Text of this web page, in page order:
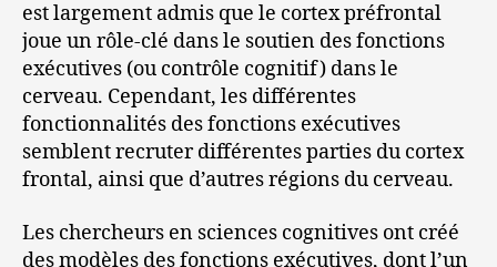
est largement admis que le cortex préfrontal
joue un rôle-clé dans le soutien des fonctions
exécutives (ou contrôle cognitif) dans le
cerveau. Cependant, les différentes
fonctionnalités des fonctions exécutives
semblent recruter différentes parties du cortex
frontal, ainsi que d’autres régions du cerveau.
Les chercheurs en sciences cognitives ont créé
des modèles des fonctions exécutives, dont l’un